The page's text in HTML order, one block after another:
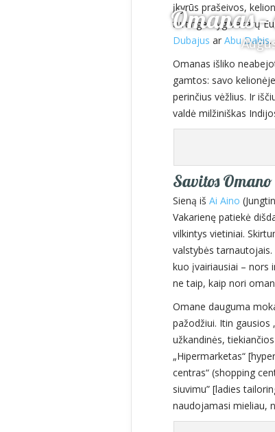
Omanas
įkyrūs prašeivos,
turtingas lyg Vakarų
Dubajus ar Abu Dabis.
Omanas išliko
gamtos: savo
perinčius vėžlius. Ir
valdė milžiniškas
Savitos
Sieną iš Ai Aino
Vakarienę patiekė
vilkintys vietiniai.
valstybės
kuo įvairiausiai – nors
ne taip, kaip nori
Omane dauguma
pažodžiui. Itin gausios
užkandinės,
„Hipermarketas“
centras“ (shopping
siuvimu” [ladies
naudojamasi mieliau,